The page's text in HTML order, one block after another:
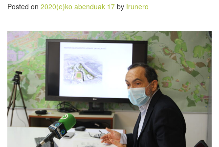
Posted on 2020(e)ko abenduak 17 by Irunero